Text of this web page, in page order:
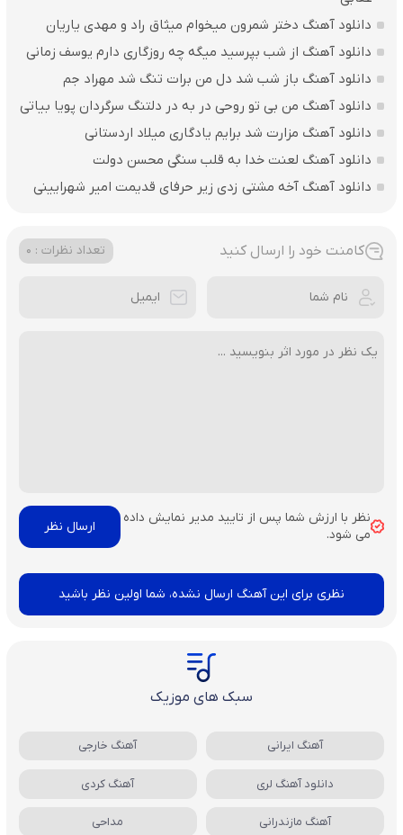
دانلود آهنگ دختر شمرون میخوام میثاق راد و مهدی یاریان
دانلود آهنگ از شب بپرسید میگه چه روزگاری دارم یوسف زمانی
دانلود آهنگ باز شب شد دل من برات تنگ شد مهراد جم
دانلود آهنگ من بی تو روحی در به در دلتنگ سرگردان پویا بیاتی
دانلود آهنگ مزارت شد برایم یادگاری میلاد اردستانی
دانلود آهنگ لعنت خدا به قلب سنگی محسن دولت
دانلود آهنگ آخه مشتی زدی زیر حرفای قدیمت امیر شهرایینی
کامنت خود را ارسال کنید تعداد نظرات : 0
نظر با ارزش شما پس از تایید مدیر نمایش داده
می شود.
نظری برای این آهنگ ارسال نشده، شما اولین نظر باشید
سبک های موزیک
آهنگ ایرانی آهنگ خارجی
دانلود آهنگ لری آهنگ کردی
آهنگ مازندرانی مداحی